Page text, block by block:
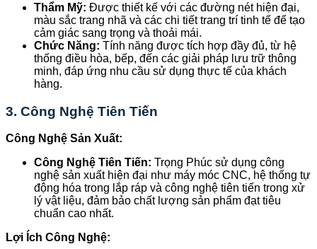
Thẩm Mỹ: Được thiết kế với các đường nét hiện đại,
màu sắc trang nhã và các chi tiết trang trí tinh tế để tạo
cảm giác sang trọng và thoải mái.
Chức Năng: Tính năng được tích hợp đầy đủ, từ hệ
thống điều hòa, bếp, đến các giải pháp lưu trữ thông
minh, đáp ứng nhu cầu sử dụng thực tế của khách
hàng.
3. Công Nghệ Tiên Tiến
Công Nghệ Sản Xuất:
Công Nghệ Tiên Tiến: Trọng Phúc sử dụng công
nghệ sản xuất hiện đại như máy móc CNC, hệ thống tự
động hóa trong lắp ráp và công nghệ tiên tiến trong xử
lý vật liệu, đảm bảo chất lượng sản phẩm đạt tiêu
chuẩn cao nhất.
Lợi Ích Công Nghệ: